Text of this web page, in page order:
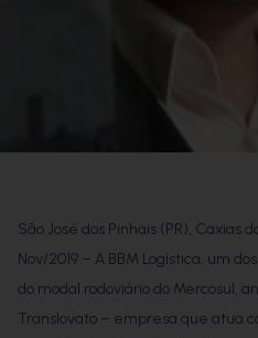
São José dos Pinhais (PR), Caxias
Nov/2019 – A BBM Logística, um
do modal rodoviário do Mercosul,
Translovato – empresa que atua